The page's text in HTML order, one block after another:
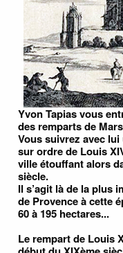
Yvon Tapias vous
des remparts de
Vous suivrez avec
sur ordre de Louis
ville étouffant alors
siècle.
Il s’agit là de la plus
de Provence à cette
60 à 195 hectares...
Le rempart de Louis